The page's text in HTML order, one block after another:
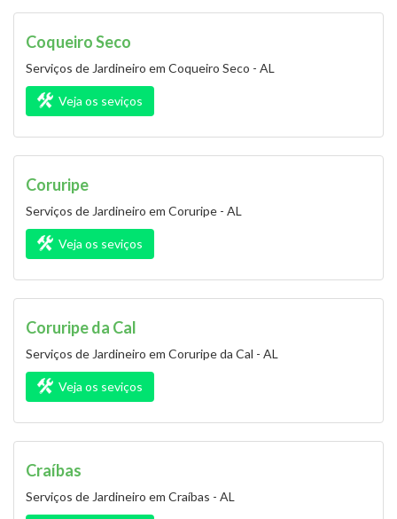
Coqueiro Seco
Serviços de Jardineiro em Coqueiro Seco - AL
Veja os seviços
Coruripe
Serviços de Jardineiro em Coruripe - AL
Veja os seviços
Coruripe da Cal
Serviços de Jardineiro em Coruripe da Cal - AL
Veja os seviços
Craíbas
Serviços de Jardineiro em Craíbas - AL